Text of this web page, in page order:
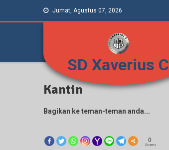
Jumat, Agustus 07, 2026
SD Xaverius C
Kantin
Bagikan ke teman-teman anda...
0
Shares